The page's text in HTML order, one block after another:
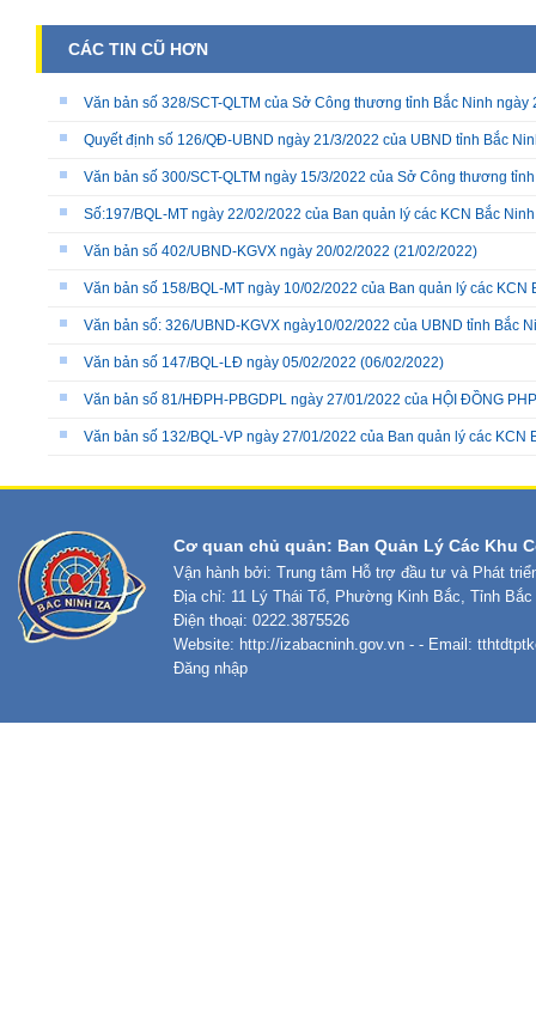
CÁC TIN CŨ HƠN
Văn bản số 328/SCT-QLTM của Sở Công thương tỉnh Bắc Ninh ngày
Quyết định số 126/QĐ-UBND ngày 21/3/2022 của UBND tỉnh Bắc
Văn bản số 300/SCT-QLTM ngày 15/3/2022 của Sở Công thương
Số:197/BQL-MT ngày 22/02/2022 của Ban quản lý các KCN Bắc Ninh
Văn bản số 402/UBND-KGVX ngày 20/02/2022 (21/02/2022)
Văn bản số 158/BQL-MT ngày 10/02/2022 của Ban quản lý các KCN
Văn bản số: 326/UBND-KGVX ngày10/02/2022 của UBND tỉnh Bắc
Văn bản số 147/BQL-LĐ ngày 05/02/2022 (06/02/2022)
Văn bản số 81/HĐPH-PBGDPL ngày 27/01/2022 của HỘI ĐỒNG
Văn bản số 132/BQL-VP ngày 27/01/2022 của Ban quản lý các KCN
Cơ quan chủ quản: Ban Quản Lý Các Khu
Vận hành bởi: Trung tâm Hỗ trợ đầu tư và Phát
Địa chỉ: 11 Lý Thái Tổ, Phường Kinh Bắc, Tỉnh Bắc
Điện thoại: 0222.3875526
Website: http://izabacninh.gov.vn - - Email:
Đăng nhập